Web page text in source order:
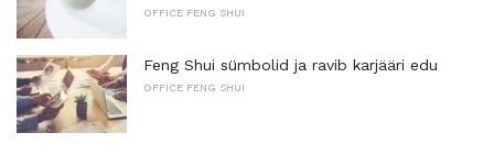
OFFICE FENG SHUI
Feng Shui sümbolid ja ravib karjääri edu
OFFICE FENG SHUI